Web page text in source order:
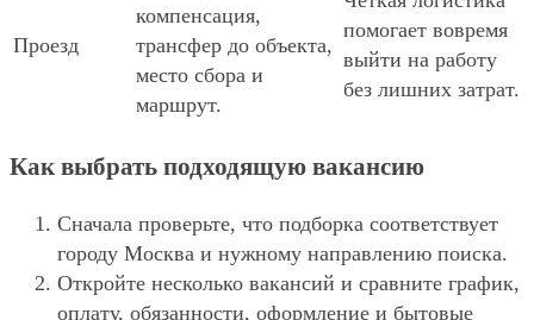
Проезд
компенсация,
трансфер до объекта,
место сбора и
маршрут.
помогает вовремя
выйти на работу
без лишних затрат.
Как выбрать подходящую вакансию
Сначала проверьте, что подборка соответствует
городу Москва и нужному направлению поиска.
Откройте несколько вакансий и сравните график,
оплату, обязанности, оформление и бытовые